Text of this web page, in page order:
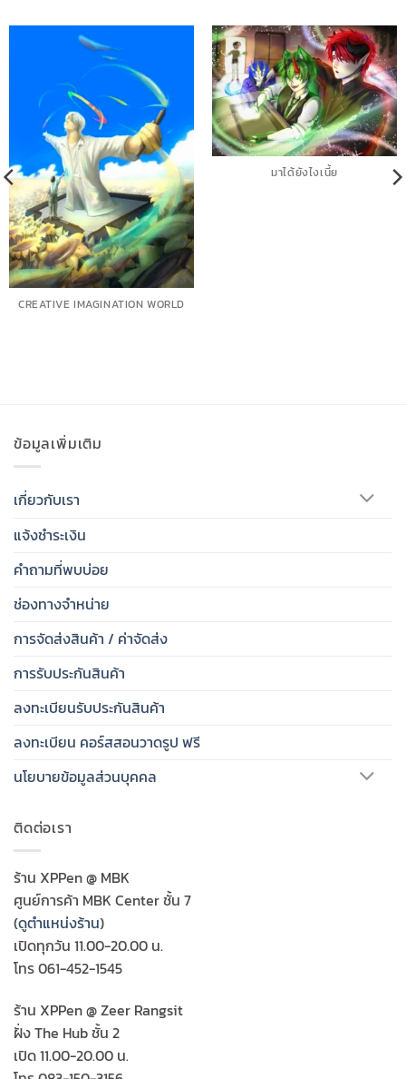
CREATIVE IMAGINATION WORLD
มาได้ยังไงเนี้ย
ข้อมูลเพิ่มเติม
เกี่ยวกับเรา
แจ้งชำระเงิน
คำถามที่พบบ่อย
ช่องทางจำหน่าย
การจัดส่งสินค้า / ค่าจัดส่ง
การรับประกันสินค้า
ลงทะเบียนรับประกันสินค้า
ลงทะเบียน คอร์สสอนวาดรูป ฟรี
นโยบายข้อมูลส่วนบุคคล
ติดต่อเรา
ร้าน XPPen @ MBK
ศูนย์การค้า MBK Center ชั้น 7
(ดูตำแหน่งร้าน)
เปิดทุกวัน 11.00-20.00 น.
โทร 061-452-1545
ร้าน XPPen @ Zeer Rangsit
ฝั่ง The Hub ชั้น 2
เปิด 11.00-20.00 น.